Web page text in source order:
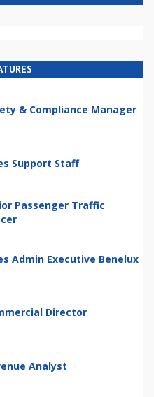
& Compliance Manager
Support Staff
Passenger Traffic
Admin Executive Benelux
Director
Analyst